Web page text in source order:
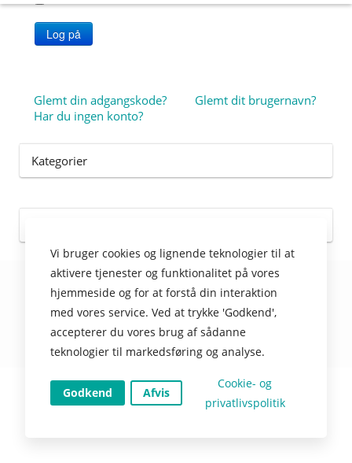
Log på
Glemt din adgangskode?
Glemt dit brugernavn?
Har du ingen konto?
Kategorier
© TIMEmSYSTEM ApS
Nulstil cookies
Vi bruger cookies og lignende teknologier til at
aktivere tjenester og funktionalitet på vores
hjemmeside og for at forstå din interaktion
med vores service. Ved at trykke 'Godkend',
accepterer du vores brug af sådanne
teknologier til markedsføring og analyse.
Godkend Afvis
Cookie- og
privatlivspolitik